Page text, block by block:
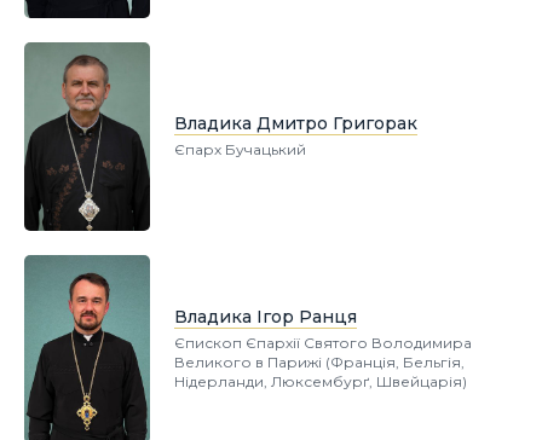
Владика Дмитро Григорак
Єпарх Бучацький
Владика Ігор Ранця
Єпископ Єпархії Святого Володимира
Великого в Парижі (Франція, Бельгія,
Нідерланди, Люксембурґ, Швейцарія)